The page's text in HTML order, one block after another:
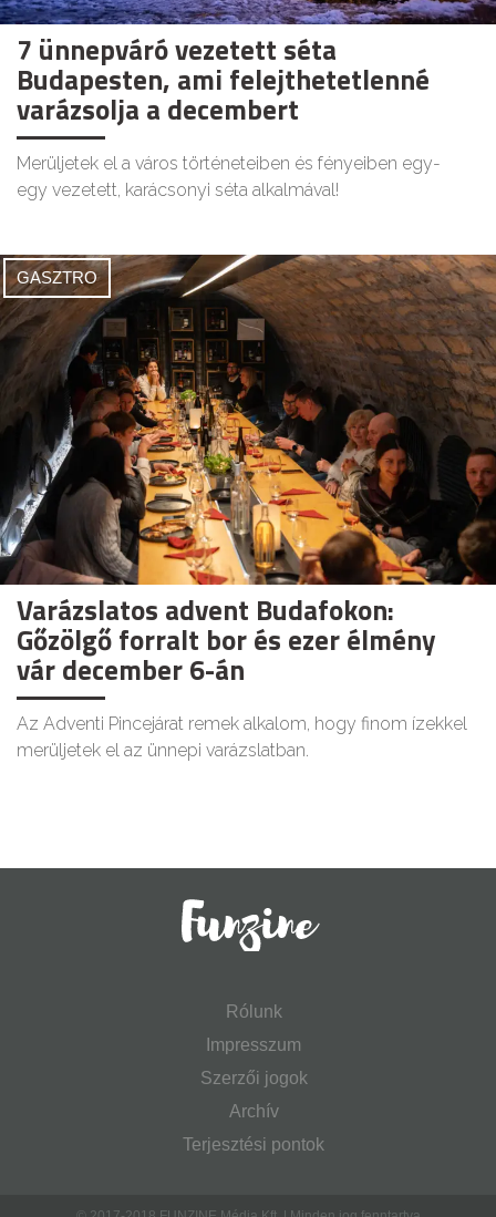
7 ünnepváró vezetett séta
Budapesten, ami felejthetetlenné
varázsolja a decembert
Merüljetek el a város történeteiben és fényeiben egy-
egy vezetett, karácsonyi séta alkalmával!
GASZTRO
Varázslatos advent Budafokon:
Gőzölgő forralt bor és ezer élmény
vár december 6-án
Az Adventi Pincejárat remek alkalom, hogy finom ízekkel
merüljetek el az ünnepi varázslatban.
Rólunk
Impresszum
Szerzői jogok
Archív
Terjesztési pontok